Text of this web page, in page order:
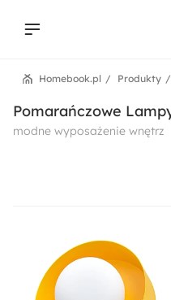
Produkty
Homebook.pl
Pomarańczowe
modne wyposażenie wnętrz